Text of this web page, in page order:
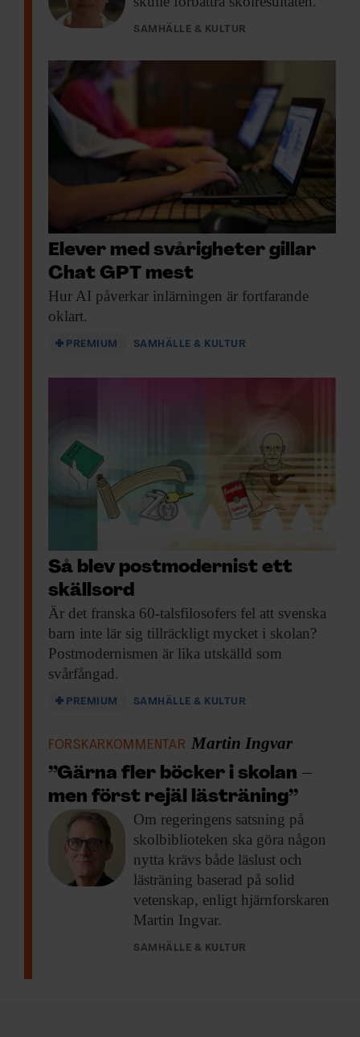
SAMHÄLLE & KULTUR
Elever med svårigheter gillar
Chat GPT mest
Hur AI påverkar inlärningen är fortfarande
oklart.
PREMIUM SAMHÄLLE & KULTUR
Så blev postmodernist ett
skällsord
Är det franska 60-talsfilosofers fel att svenska
barn inte lär sig tillräckligt mycket i skolan?
Postmodernismen är lika utskälld som
svårfångad.
PREMIUM SAMHÄLLE & KULTUR
FORSKARKOMMENTAR Martin Ingvar
”Gärna fler böcker i skolan –
men först rejäl lästräning”
Om regeringens satsning på
skolbiblioteken ska göra någon
nytta krävs både läslust och
lästräning baserad på solid
vetenskap, enligt hjärnforskaren
Martin Ingvar.
SAMHÄLLE & KULTUR